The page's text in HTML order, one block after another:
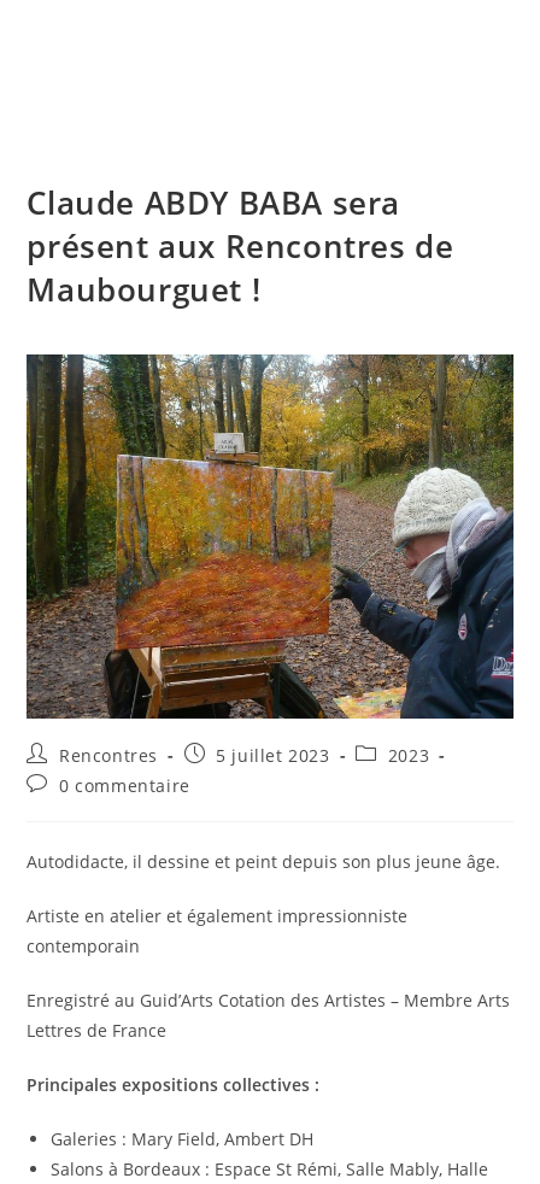
Claude ABDY BABA sera
présent aux Rencontres de
Maubourguet !
Auteur/autrice
de
la
Rencontres
Publication
5 juillet 2023
Post2023
Commentaires
publication :
0 commentaire
Autodidacte, il dessine et peint depuis son plus jeune âge.
Artiste en atelier et également impressionniste
contemporain
Enregistré au Guid’Arts Cotation des Artistes – Membre Arts
Lettres de France
Principales expositions collectives :
Galeries : Mary Field, Ambert DH
Salons à Bordeaux : Espace St Rémi, Salle Mably, Halle